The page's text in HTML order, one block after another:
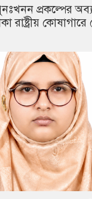
প্রকল্পের
রাষ্ট্রীয়